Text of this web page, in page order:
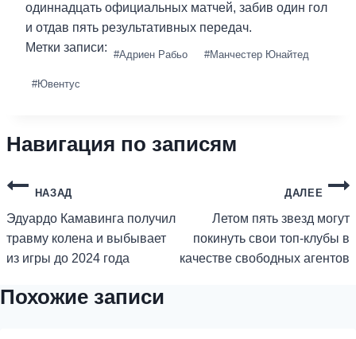
одиннадцать официальных матчей, забив один гол
и отдав пять результативных передач.
Метки записи: #Адриен Рабьо #Манчестер Юнайтед
#Ювентус
Навигация по записям
НАЗАД
Эдуардо Камавинга получил
травму колена и выбывает
из игры до 2024 года
ДАЛЕЕ
Летом пять звезд могут
покинуть свои топ-клубы в
качестве свободных агентов
Похожие записи